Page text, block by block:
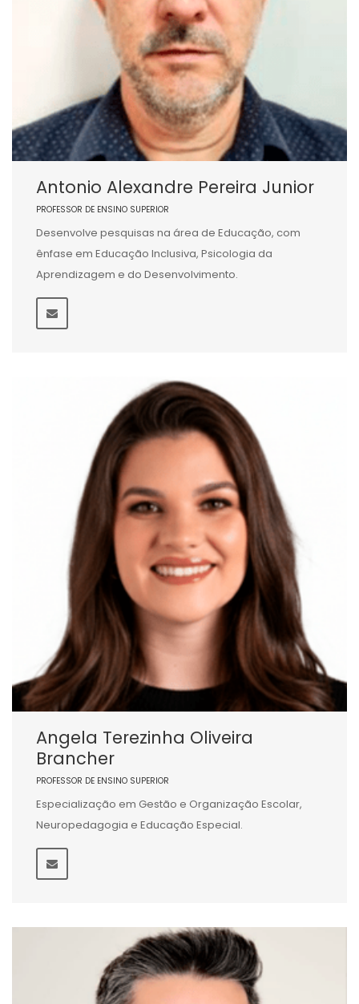
Antonio Alexandre Pereira Junior
PROFESSOR DE ENSINO SUPERIOR
Desenvolve pesquisas na área de Educação, com
ênfase em Educação Inclusiva, Psicologia da
Aprendizagem e do Desenvolvimento.
Angela Terezinha Oliveira
Brancher
PROFESSOR DE ENSINO SUPERIOR
Especialização em Gestão e Organização Escolar,
Neuropedagogia e Educação Especial.